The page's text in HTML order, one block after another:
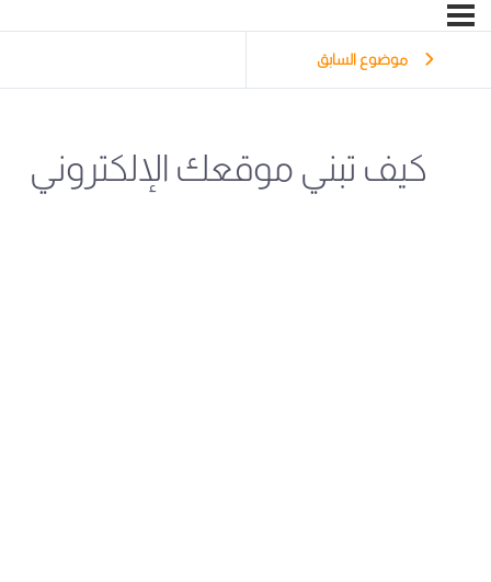
موضوع السابق
كيف تبني موقعك الإلكتروني